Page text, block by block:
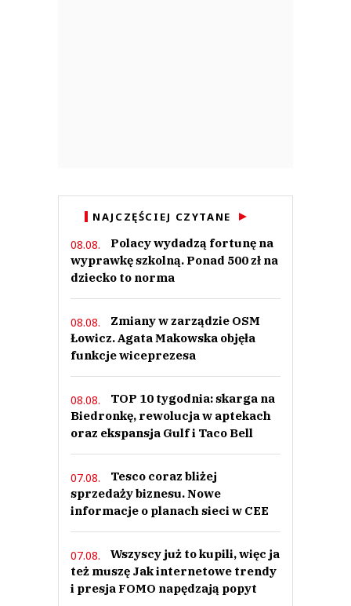
NAJCZĘŚCIEJ CZYTANE
08.08.
Polacy wydadzą fortunę na
wyprawkę szkolną. Ponad 500 zł na
dziecko to norma
08.08.
Zmiany w zarządzie OSM
Łowicz. Agata Makowska objęła
funkcje wiceprezesa
08.08.
TOP 10 tygodnia: skarga na
Biedronkę, rewolucja w aptekach
oraz ekspansja Gulf i Taco Bell
07.08.
Tesco coraz bliżej
sprzedaży biznesu. Nowe
informacje o planach sieci w CEE
07.08.
Wszyscy już to kupili, więc ja
też muszę Jak internetowe trendy
i presja FOMO napędzają popyt